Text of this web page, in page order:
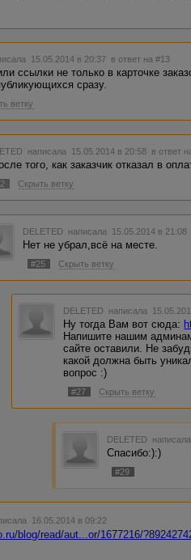
гуглом. Это совсем
на форуме просидели.
столице, не знаю какой, правда.)
15.05.2014 в 20:37 в ответ на #13
ссылки не только в карточке
сразу.
ветку
написала 15.05.2014 в 20:58 в ответ
того, как заказчик отказал в
Скрыть ветку
DELETED написала 15.05.2014 в
Нет не убрал,всё на месте.
#25 Скрыть ветку
DELETED написала
Ну тогда Вам вот сюда:
Напишите нашим
сайте оставили. Не
какой должна быть
вопрос :)
#27 Скрыть ветку
DELETED
Спасибо:):)
#29
16.05.2014 в 09:22
blog/read/aut...or/1677216/